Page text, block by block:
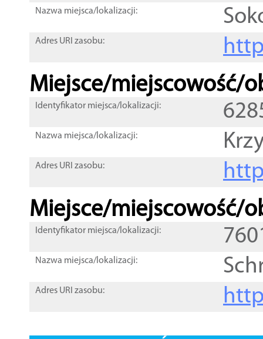
Nazwa miejsca/lokalizacji:
Adres URI zasobu:
Miejsce/miejscowość/
Identyfikator miejsca/lokalizacji:
Nazwa miejsca/lokalizacji:
Adres URI zasobu:
Miejsce/miejscowość/
Identyfikator miejsca/lokalizacji:
Nazwa miejsca/lokalizacji:
Adres URI zasobu: